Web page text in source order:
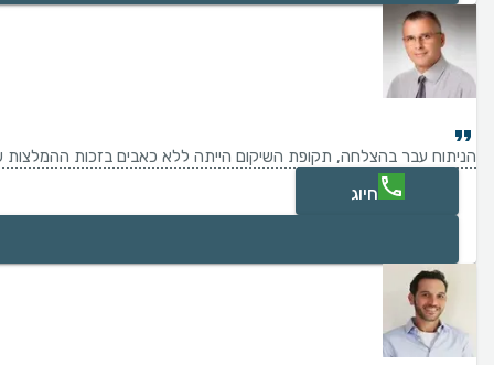
הניתוח עבר בהצלחה, תקופת השיקום הייתה ללא כאבים בזכות ההמלצות של המנתח. עברו 3
חיוג